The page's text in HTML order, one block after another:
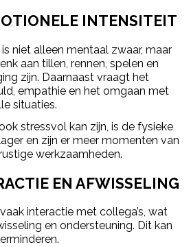
INTENSITEIT
niet alleen mentaal zwaar, maar
aan tillen, rennen, spelen en
zijn. Daarnaast vraagt het
empathie en het omgaan met
situaties.
stressvol kan zijn, is de fysieke
en zijn er meer momenten van
werkzaamheden.
EN AFWISSELING
interactie met collega’s, wat
en ondersteuning. Dit kan